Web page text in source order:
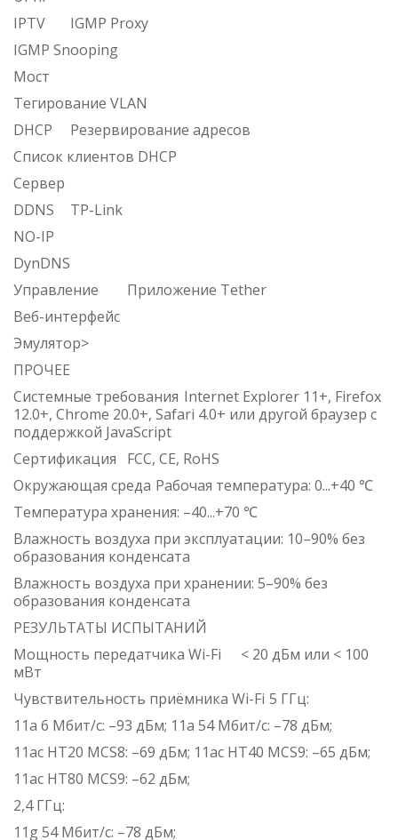
IPTV
IGMP Proxy
IGMP Snooping
Мост
Тегирование VLAN
DHCP
Резервирование адресов
Список клиентов DHCP
Сервер
DDNS
TP-Link
NO-IP
DynDNS
Управление
Приложение Tether
Веб-интерфейс
Эмулятор>
ПРОЧЕЕ
Системные требования Internet Explorer 11+, Firefox
12.0+, Chrome 20.0+, Safari 4.0+ или другой браузер с
поддержкой JavaScript
Сертификация
FCC, CE, RoHS
Окружающая среда Рабочая температура: 0...+40 ℃
Температура хранения: –40...+70 ℃
Влажность воздуха при эксплуатации: 10–90% без
образования конденсата
Влажность воздуха при хранении: 5–90% без
образования конденсата
РЕЗУЛЬТАТЫ ИСПЫТАНИЙ
Мощность передатчика Wi-Fi
< 20 дБм или < 100
мВт
Чувствительность приёмника Wi-Fi 5 ГГц:
11a 6 Мбит/с: –93 дБм; 11a 54 Мбит/с: –78 дБм;
11ac HT20 MCS8: –69 дБм; 11ac HT40 MCS9: –65 дБм;
11ac HT80 MCS9: –62 дБм;
2,4 ГГц:
11g 54 Мбит/с: –78 дБм;